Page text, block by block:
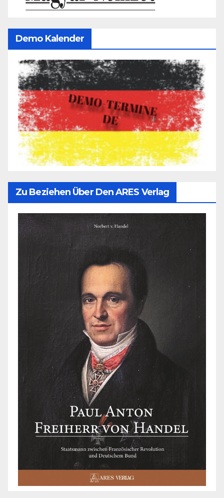
Demo Kalender
Zu Beziehen Über Den ARES Verlag